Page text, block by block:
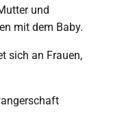
und
mit dem Baby.
sich an Frauen,